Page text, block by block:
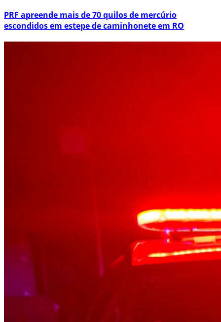
PRF apreende mais de 70 quilos de mercúrio
escondidos em estepe de caminhonete em RO